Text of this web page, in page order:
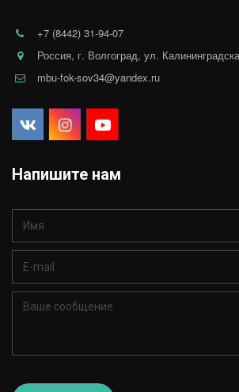
+7 (8442) 31-94-07
Россия, г. Волгоград, ул.
mbu-fok-sov34@yandex.ru
Напишите нам